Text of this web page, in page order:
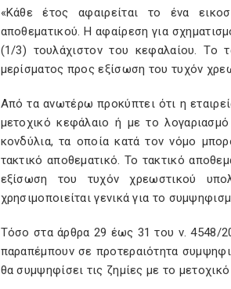
«Κάθε έτος αφαιρείται το ένα
αποθεματικού. Η αφαίρεση για
(1/3) τουλάχιστον του κεφαλαίου. Το
μερίσματος προς εξίσωση του τυχόν
Από τα ανωτέρω προκύπτει ότι η
μετοχικό κεφάλαιο ή με το
κονδύλια, τα οποία κατά τον νόμο
τακτικό αποθεματικό. Το τακτικό
εξίσωση του τυχόν χρεωστικού
χρησιμοποιείται γενικά για το
Τόσο στα άρθρα 29 έως 31 του ν. 4548/
παραπέμπουν σε προτεραιότητα
θα συμψηφίσει τις ζημίες με το